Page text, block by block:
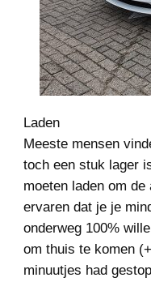
Laden
Meeste mensen
toch een stuk lager
moeten laden om
ervaren dat je je
onderweg 100%
om thuis te komen
minuutjes had